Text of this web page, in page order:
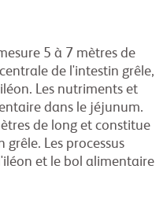
5 à 7 mètres de
de l'intestin grêle,
Les nutriments et
dans le jéjunum.
de long et constitue
Les processus
et le bol alimentaire